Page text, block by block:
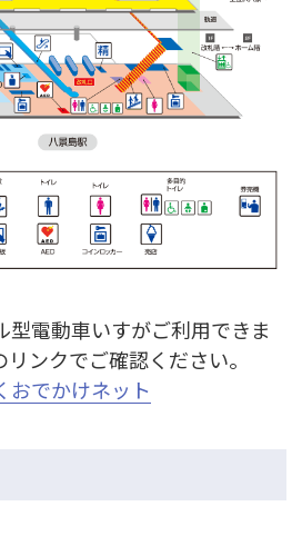
電動車いすがご利用できま
ンクでご確認ください。
おでかけネット